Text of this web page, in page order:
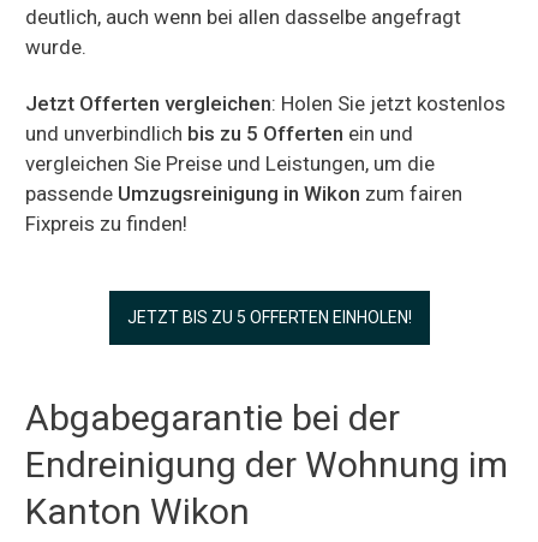
deutlich, auch wenn bei allen dasselbe angefragt
wurde.
Jetzt Offerten vergleichen: Holen Sie jetzt kostenlos
und unverbindlich bis zu 5 Offerten ein und
vergleichen Sie Preise und Leistungen, um die
passende Umzugsreinigung in Wikon zum fairen
Fixpreis zu finden!
JETZT BIS ZU 5 OFFERTEN EINHOLEN!
Abgabegarantie bei der
Endreinigung der Wohnung im
Kanton Wikon